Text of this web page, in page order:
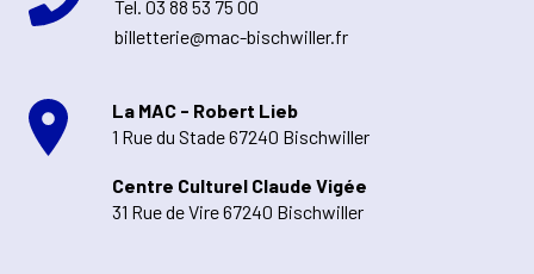
Tel. 03 88 53 75 00
billetterie@mac-bischwiller.fr
La MAC - Robert Lieb
1 Rue du Stade 67240 Bischwiller
Centre Culturel Claude Vigée
31 Rue de Vire 67240 Bischwiller